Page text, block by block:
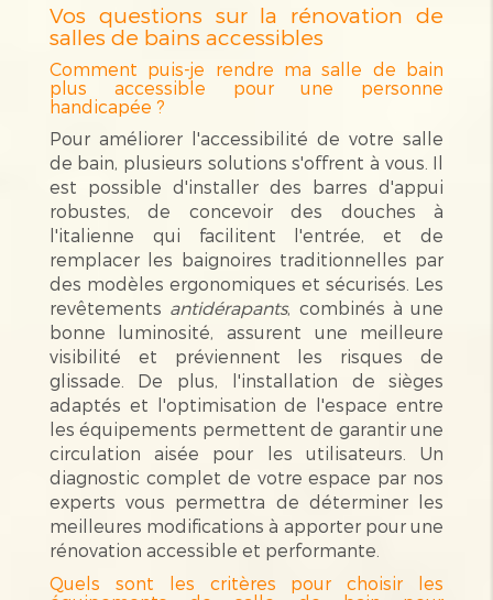
Vos questions sur la rénovation de
salles de bains accessibles
Comment puis-je rendre ma salle de bain
plus accessible pour une personne
handicapée ?
Pour améliorer l'accessibilité de votre salle
de bain, plusieurs solutions s'offrent à vous. Il
est possible d'installer des barres d'appui
robustes, de concevoir des douches à
l'italienne qui facilitent l'entrée, et de
remplacer les baignoires traditionnelles par
des modèles ergonomiques et sécurisés. Les
revêtements antidérapants, combinés à une
bonne luminosité, assurent une meilleure
visibilité et préviennent les risques de
glissade. De plus, l'installation de sièges
adaptés et l'optimisation de l'espace entre
les équipements permettent de garantir une
circulation aisée pour les utilisateurs. Un
diagnostic complet de votre espace par nos
experts vous permettra de déterminer les
meilleures modifications à apporter pour une
rénovation accessible et performante.
Quels sont les critères pour choisir les